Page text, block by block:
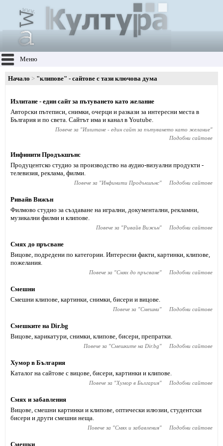
Меню
Начало "клипове" - сайтове с тази ключова дума
Излитане - един сайт за пътуването като желание
Авторски пътеписи, снимки, очерци и разкази за интересни места в
България и по света. Сайтът има и канал в Youtube.
Повече за "Излитане - един сайт за пътуването като желание"
Подобни сайтове
Инфинити Продъкшънс
Продуцентско студио за производство на аудио-визуални продукти -
телевизия, реклама, филми.
Повече за "Инфинити Продъкшънс" Подобни сайтове
Ривайв Вижън
Филмово студио за създаване на игрални, документални, рекламни,
музикални филми и клипове.
Повече за "Ривайв Вижън" Подобни сайтове
Смях до пръсване
Вицове, подредени по категории. Интересни факти, картинки, клипове,
пожелания.
Повече за "Смях до пръсване" Подобни сайтове
Смешни
Смешни клипове, картинки, снимки, бисери и вицове.
Повече за "Смешни" Подобни сайтове
Смешките на Dir.bg
Вицове, карикатури, снимки, клипове, бисери, препратки.
Повече за "Смешките на Dir.bg" Подобни сайтове
Хумор в България
Каталог на сайтове с вицове, бисери, картинки и клипове.
Повече за "Хумор в България" Подобни сайтове
Смях и забавления
Вицове, смешни картинки и клипове, оптически илюзии, студентски
бисери и други смешни неща.
Повече за "Смях и забавления" Подобни сайтове
Смешки